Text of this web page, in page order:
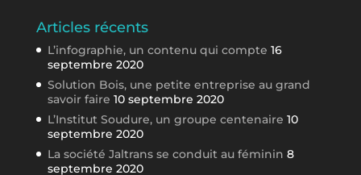
Articles récents
L’infographie, un contenu qui compte 16
septembre 2020
Solution Bois, une petite entreprise au grand
savoir faire 10 septembre 2020
L’Institut Soudure, un groupe centenaire 10
septembre 2020
La société Jaltrans se conduit au féminin 8
septembre 2020